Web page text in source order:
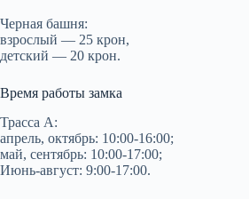
Черная башня:
взрослый — 25 крон,
детский — 20 крон.
Время работы замка
Трасса А:
апрель, октябрь: 10:00-16:00;
май, сентябрь: 10:00-17:00;
Июнь-август: 9:00-17:00.